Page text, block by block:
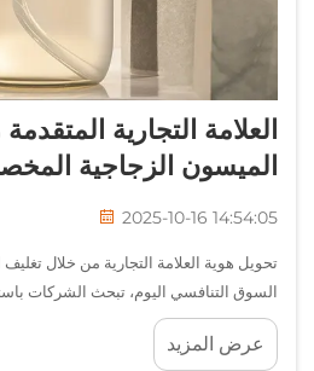
العلامة التجارية
الميسون الزجاجية
2025-10-16 14:54:05
تحويل هوية العلامة التجارية من خلال
السوق التنافسي اليوم، تبحث الشركات
بين منتجاتها وخلق تجارب علامة تجارية لا
الزجاجية المخصصة بشعار العلامة التجارية
عرض المزيد